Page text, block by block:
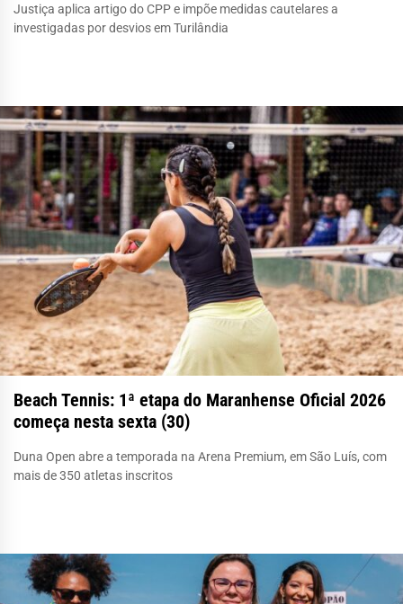
Justiça aplica artigo do CPP e impõe medidas cautelares a
investigadas por desvios em Turilândia
Beach Tennis: 1ª etapa do Maranhense Oficial 2026
começa nesta sexta (30)
Duna Open abre a temporada na Arena Premium, em São Luís, com
mais de 350 atletas inscritos